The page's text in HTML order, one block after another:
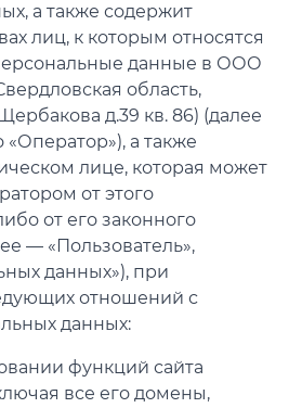
а также содержит
лиц, к которым относятся
данные в ООО
область,
д.39 кв. 86) (далее
а также
лице, которая может
от этого
от его законного
— «Пользователь»,
данных»), при
отношений с
данных:
функций сайта
все его домены,